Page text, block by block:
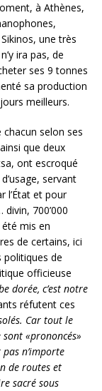
à Athènes,
une très
ira pas, de
ses 9 tonnes
sa production
meilleurs.
selon ses
que deux
ont escroqué
servant
l’État et pour
700’000
mis en
de certains, ici
de
officieuse
dorée, c’est notre
réfutent ces
Car tout le
sont «prononcés»
n’importe
de routes et
sacré sous